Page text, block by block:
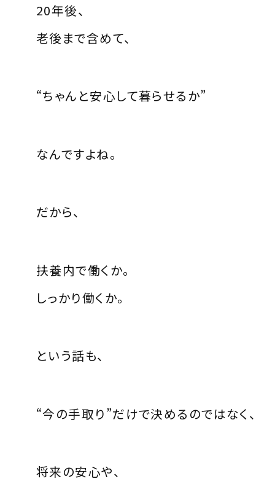
20年後、
老後まで含めて、
“ちゃんと安心して暮らせるか”
なんですよね。
だから、
扶養内で働くか。
しっかり働くか。
という話も、
“今の手取り”だけで決めるのではなく、
将来の安心や、